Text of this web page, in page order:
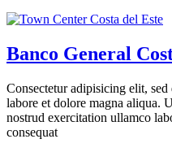
Banco General
Consectetur adipisicing elit,
labore et dolore magna aliqua.
nostrud exercitation ullamco
consequat